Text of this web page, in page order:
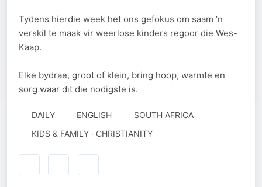
Tydens hierdie week het ons gefokus om saam ’n
verskil te maak vir weerlose kinders regoor die Wes-
Kaap.
Elke bydrae, groot of klein, bring hoop, warmte en
sorg waar dit die nodigste is.
DAILY ENGLISH
SOUTH AFRICA
KIDS & FAMILY · CHRISTIANITY